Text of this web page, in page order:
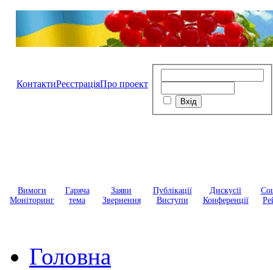
КонтактиРеєстраціяПро проект
Вимоги
Моніторинг
Гаряча
тема
Заяви
Звернення
Публікації
Виступи
Дискусії
Конференції
Головна